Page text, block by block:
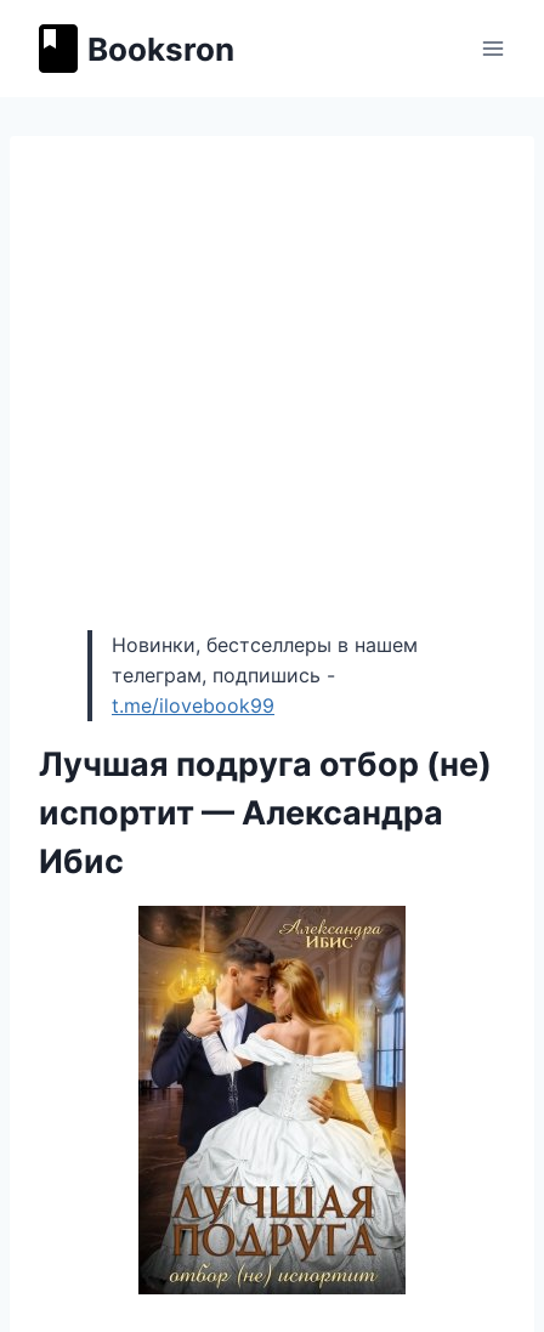
содержимому
Booksron
Новинки, бестселлеры в нашем
телеграм, подпишись -
t.me/ilovebook99
Лучшая подруга отбор (не)
испортит — Александра
Ибис